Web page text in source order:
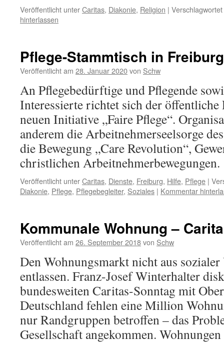
Veröffentlicht unterCaritas, Diakonie, Religion |
hinterlassen
Pflege-Stammtisch in Freiburg
Veröffentlicht am 28. Januar 2020von Schw
An Pflegebedürftige und Pflegende
Interessierte richtet sich der öffentliche
neuen Initiative „Faire Pflege“.
anderem die Arbeitnehmerseelsorge
die Bewegung „Care Revolution“,
christlichen Arbeitnehmerbewegungen.
Veröffentlicht unterCaritas, Dienste, Freiburg, Hilfe, Pflege |
Diakonie, Pflege, Pflegebegleiter, Soziales | Kommentar
Kommunale Wohnung –
Veröffentlicht am 26. September 2018von Schw
Den Wohnungsmarkt nicht aus
entlassen. Franz-Josef Winterhalter
bundesweiten Caritas-Sonntag mit
Deutschland fehlen eine Million
nur Randgruppen betroffen – das
Gesellschaft angekommen.